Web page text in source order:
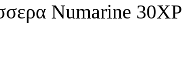
Numarine 30XP